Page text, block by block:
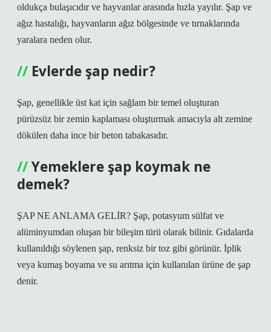
oldukça bulaşıcıdır ve hayvanlar arasında hızla yayılır. Şap ve
ağız hastalığı, hayvanların ağız bölgesinde ve tırnaklarında
yaralara neden olur.
Evlerde şap nedir?
Şap, genellikle üst kat için sağlam bir temel oluşturan
pürüzsüz bir zemin kaplaması oluşturmak amacıyla alt zemine
dökülen daha ince bir beton tabakasıdır.
Yemeklere şap koymak ne
demek?
ŞAP NE ANLAMA GELİR? Şap, potasyum sülfat ve
alüminyumdan oluşan bir bileşim türü olarak bilinir. Gıdalarda
kullanıldığı söylenen şap, renksiz bir toz gibi görünür. İplik
veya kumaş boyama ve su arıtma için kullanılan ürüne de şap
denir.